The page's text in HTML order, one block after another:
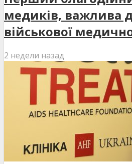
медиків, важлива
військової
2 недели назад